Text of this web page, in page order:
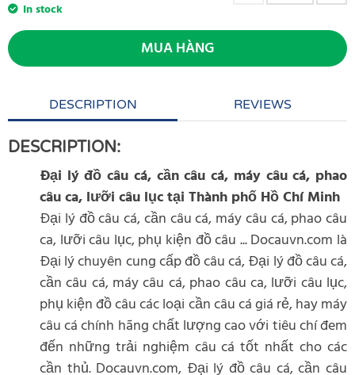
In stock
MUA HÀNG
DESCRIPTION REVIEWS
DESCRIPTION:
Đại lý đồ câu cá, cần câu cá, máy câu cá, phao
câu ca, lưỡi câu lục tại Thành phố Hồ Chí Minh
Đại lý đồ câu cá, cần câu cá, máy câu cá, phao câu
ca, lưỡi câu lục, phụ kiện đồ câu ... Docauvn.com là
Đại lý chuyên cung cấp đồ câu cá, Đại lý đồ câu cá,
cần câu cá, máy câu cá, phao câu ca, lưỡi câu lục,
phụ kiện đồ câu các loại cần câu cá giá rẻ, hay máy
câu cá chính hãng chất lượng cao với tiêu chí đem
đến những trải nghiệm câu cá tốt nhất cho các
cần thủ. Docauvn.com, Đại lý đồ câu cá, cần câu